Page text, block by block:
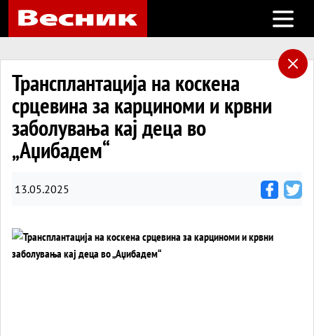
Open
Трансплантација на коскена
срцевина за карциноми и крвни
заболувања кај деца во
„Аџибадем“
13.05.2025